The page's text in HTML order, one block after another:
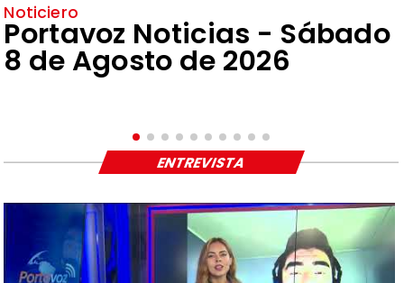
Noticiero
Portavoz Noticias - Sábado
8 de Agosto de 2026
ENTREVISTA